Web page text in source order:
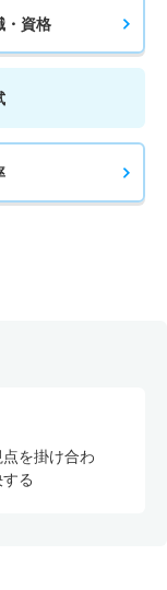
・資格
を掛け合わ
る